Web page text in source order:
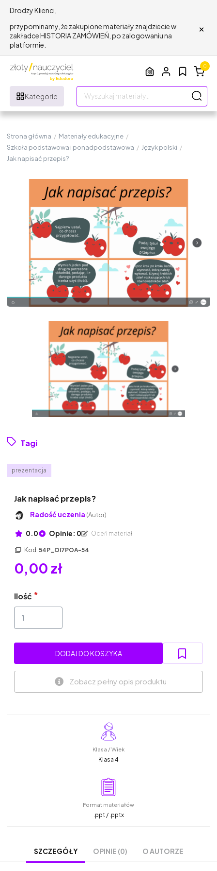
Drodzy Klienci,
przypominamy, że zakupione materiały znajdziecie w
zakładce HISTORIA ZAMÓWIEŃ, po zalogowaniu na
platformie.
×
Kategorie
0
Strona główna / Materiały edukacyjne /
Szkoła podstawowa i ponadpodstawowa / Język polski /
Jak napisać przepis?
Tagi
prezentacja
Jak napisać przepis?
Radość uczenia (Autor)
0.0 Opinie: 0 Oceń materiał
Kod: 54P_OI7POA-54
0,00 zł
Ilość
DODAJ DO KOSZYKA
Zobacz pełny opis produktu
Klasa / Wiek
Klasa 4
Format materiałów
.ppt / .pptx
SZCZEGÓŁY OPINIE (0) O AUTORZE